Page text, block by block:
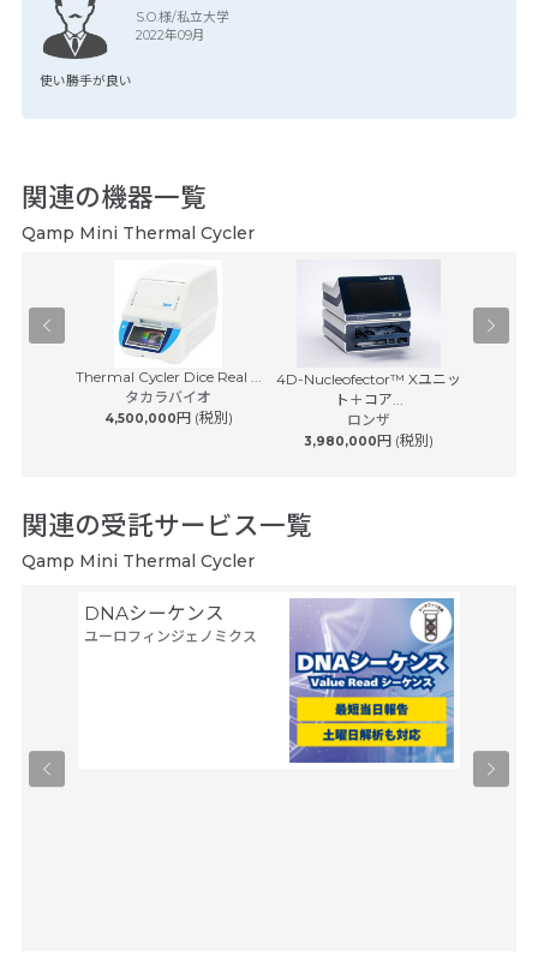
使い勝手が良い
S.O.様/私立大学
2022年09月
関連の機器一覧
Qamp Mini Thermal Cycler
Thermal Cycler Dice Real ...
タカラバイオ
4,500,000円 (税別)
4D-Nucleofector™ Xユニッ
ト＋コア...
ロンザ
3,980,000円 (税別)
関連の受託サービス一覧
Qamp Mini Thermal Cycler
DNAシーケンス
ユーロフィンジェノミクス